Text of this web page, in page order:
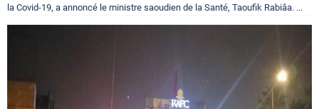
la Covid-19, a annoncé le ministre saoudien de la Santé, Taoufik Rabiâa. ...